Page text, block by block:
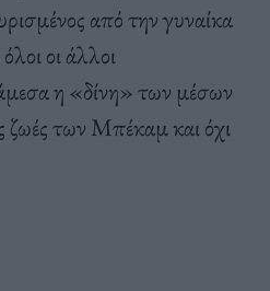
από την γυναίκα
οι άλλοι
η «δίνη» των μέσων
ζωές των Μπέκαμ και όχι